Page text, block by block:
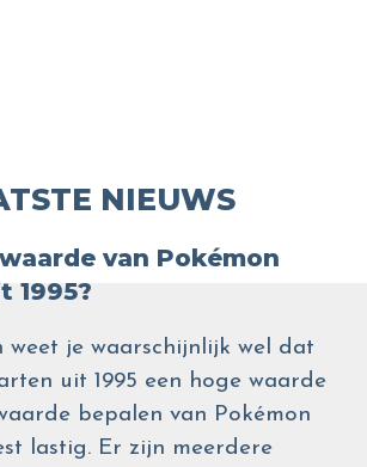
NIEUWS
van Pokémon
1995?
weet je waarschijnlijk wel dat
uit 1995 een hoge waarde
bepalen van Pokémon
lastig. Er zijn meerdere